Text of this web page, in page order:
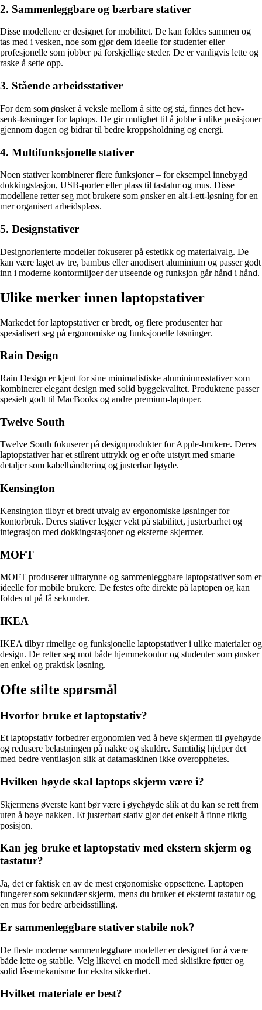
2. Sammenleggbare og bærbare stativer
Disse modellene er designet for mobilitet. De kan foldes sammen og
tas med i vesken, noe som gjør dem ideelle for studenter eller
profesjonelle som jobber på forskjellige steder. De er vanligvis lette og
raske å sette opp.
3. Stående arbeidsstativer
For dem som ønsker å veksle mellom å sitte og stå, finnes det hev-
senk-løsninger for laptops. De gir mulighet til å jobbe i ulike posisjoner
gjennom dagen og bidrar til bedre kroppsholdning og energi.
4. Multifunksjonelle stativer
Noen stativer kombinerer flere funksjoner – for eksempel innebygd
dokkingstasjon, USB-porter eller plass til tastatur og mus. Disse
modellene retter seg mot brukere som ønsker en alt-i-ett-løsning for en
mer organisert arbeidsplass.
5. Designstativer
Designorienterte modeller fokuserer på estetikk og materialvalg. De
kan være laget av tre, bambus eller anodisert aluminium og passer godt
inn i moderne kontormiljøer der utseende og funksjon går hånd i hånd.
Ulike merker innen laptopstativer
Markedet for laptopstativer er bredt, og flere produsenter har
spesialisert seg på ergonomiske og funksjonelle løsninger.
Rain Design
Rain Design er kjent for sine minimalistiske aluminiumsstativer som
kombinerer elegant design med solid byggekvalitet. Produktene passer
spesielt godt til MacBooks og andre premium-laptoper.
Twelve South
Twelve South fokuserer på designprodukter for Apple-brukere. Deres
laptopstativer har et stilrent uttrykk og er ofte utstyrt med smarte
detaljer som kabelhåndtering og justerbar høyde.
Kensington
Kensington tilbyr et bredt utvalg av ergonomiske løsninger for
kontorbruk. Deres stativer legger vekt på stabilitet, justerbarhet og
integrasjon med dokkingstasjoner og eksterne skjermer.
MOFT
MOFT produserer ultratynne og sammenleggbare laptopstativer som er
ideelle for mobile brukere. De festes ofte direkte på laptopen og kan
foldes ut på få sekunder.
IKEA
IKEA tilbyr rimelige og funksjonelle laptopstativer i ulike materialer og
design. De retter seg mot både hjemmekontor og studenter som ønsker
en enkel og praktisk løsning.
Ofte stilte spørsmål
Hvorfor bruke et laptopstativ?
Et laptopstativ forbedrer ergonomien ved å heve skjermen til øyehøyde
og redusere belastningen på nakke og skuldre. Samtidig hjelper det
med bedre ventilasjon slik at datamaskinen ikke overopphetes.
Hvilken høyde skal laptops skjerm være i?
Skjermens øverste kant bør være i øyehøyde slik at du kan se rett frem
uten å bøye nakken. Et justerbart stativ gjør det enkelt å finne riktig
posisjon.
Kan jeg bruke et laptopstativ med ekstern skjerm og
tastatur?
Ja, det er faktisk en av de mest ergonomiske oppsettene. Laptopen
fungerer som sekundær skjerm, mens du bruker et eksternt tastatur og
en mus for bedre arbeidsstilling.
Er sammenleggbare stativer stabile nok?
De fleste moderne sammenleggbare modeller er designet for å være
både lette og stabile. Velg likevel en modell med sklisikre føtter og
solid låsemekanisme for ekstra sikkerhet.
Hvilket materiale er best?